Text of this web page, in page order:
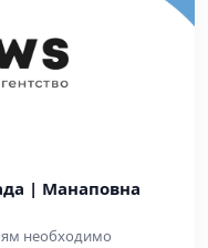
| Манаповна
необходимо